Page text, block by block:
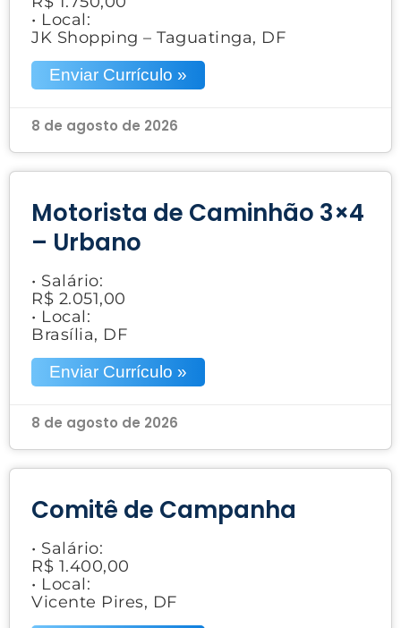
• Local:
JK Shopping – Taguatinga, DF
Enviar Currículo »
8 de agosto de 2026
Motorista de Caminhão 3×4
– Urbano
• Salário:
R$ 2.051,00
• Local:
Brasília, DF
Enviar Currículo »
8 de agosto de 2026
Comitê de Campanha
• Salário:
R$ 1.400,00
• Local:
Vicente Pires, DF